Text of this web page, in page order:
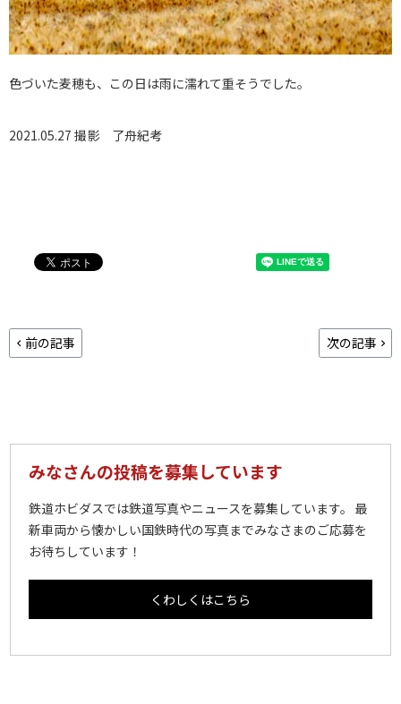
色づいた麦穂も、この日は雨に濡れて重そうでした。
2021.05.27 撮影 了舟紀考
前の記事 次の記事
みなさんの投稿を募集しています
鉄道ホビダスでは鉄道写真やニュースを募集しています。 最
新車両から懐かしい国鉄時代の写真までみなさまのご応募を
お待ちしています！
くわしくはこちら